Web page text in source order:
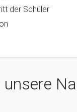
der Schüler